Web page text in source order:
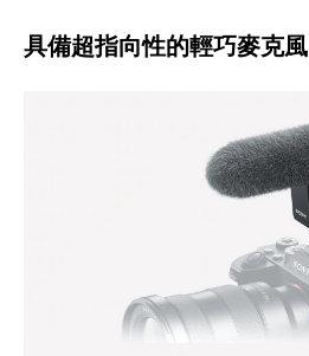
具備超指向性的輕巧麥克風